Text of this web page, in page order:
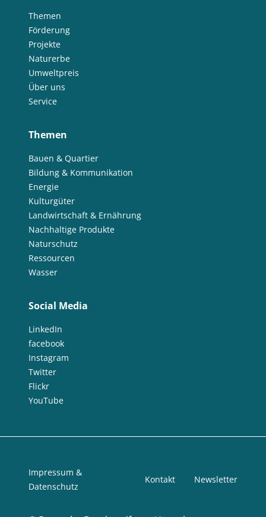
Themen
Förderung
Projekte
Naturerbe
Umweltpreis
Über uns
Service
Themen
Bauen & Quartier
Bildung & Kommunikation
Energie
Kulturgüter
Landwirtschaft & Ernährung
Nachhaltige Produkte
Naturschutz
Ressourcen
Wasser
Social Media
LinkedIn
facebook
Instagram
Twitter
Flickr
YouTube
Impressum &
Datenschutz
Kontakt Newsletter